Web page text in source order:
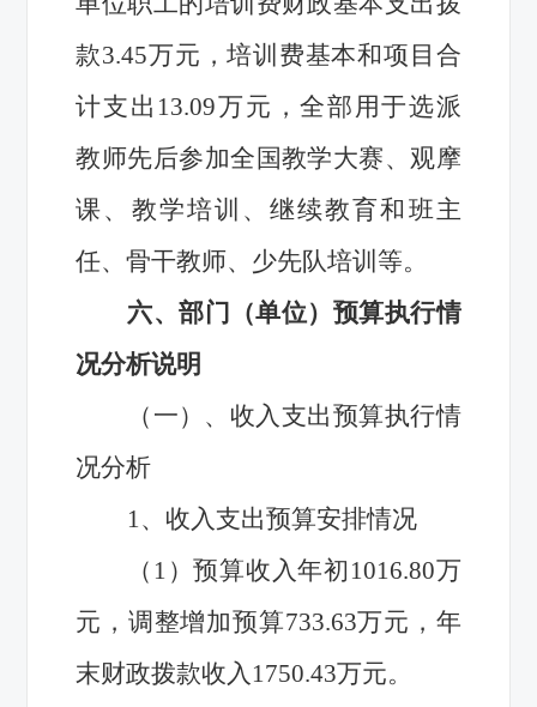
款3.45万元，培训费基本和项目合
计支出13.09万元，全部用于选派
教师先后参加全国教学大赛、观摩
课、教学培训、继续教育和班主
任、骨干教师、少先队培训等。
六、部门（单位）预算执行情
况分析说明
（一）、收入支出预算执行情
况分析
1、收入支出预算安排情况
（1）预算收入年初1016.80万
元，调整增加预算733.63万元，年
末财政拨款收入1750.43万元。